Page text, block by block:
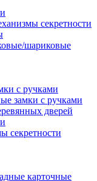
секретности
шариковые
с ручками
замки с ручками
дверей
секретности
карточные